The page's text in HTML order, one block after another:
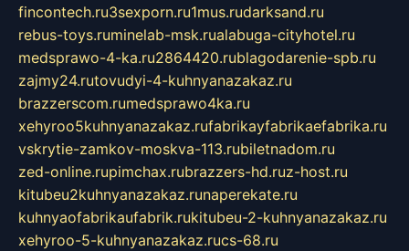
fincontech.ru3sexporn.ru1mus.rudarksand.ru
rebus-toys.ruminelab-msk.rualabuga-cityhotel.ru
medsprawo-4-ka.ru2864420.rublagodarenie-spb.ru
zajmy24.rutovudyi-4-kuhnyanazakaz.ru
brazzerscom.rumedsprawo4ka.ru
xehyroo5kuhnyanazakaz.rufabrikayfabrikaefabrika.ru
vskrytie-zamkov-moskva-113.rubiletnadom.ru
zed-online.rupimchax.rubrazzers-hd.ruz-host.ru
kitubeu2kuhnyanazakaz.runaperekate.ru
kuhnyaofabrikaufabrik.rukitubeu-2-kuhnyanazakaz.ru
xehyroo-5-kuhnyanazakaz.rucs-68.ru